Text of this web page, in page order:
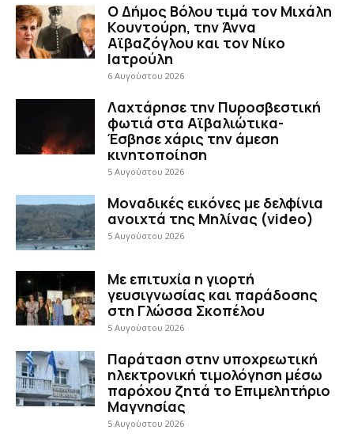
Ο Δήμος Βόλου τιμά τον Μιχάλη
Κουντούρη, την Άννα
Αϊβαζόγλου και τον Νίκο
Ιατρούλη
6 Αυγούστου 2026
Λαχτάρησε την Πυροσβεστική
φωτιά στα Αϊβαλιώτικα-
Έσβησε χάρις την άμεση
κινητοποίηση
5 Αυγούστου 2026
Μοναδικές εικόνες με δελφίνια
ανοιχτά της Μηλίνας (video)
5 Αυγούστου 2026
Με επιτυχία η γιορτή
γευσιγνωσίας και παράδοσης
στη Γλώσσα Σκοπέλου
5 Αυγούστου 2026
Παράταση στην υποχρεωτική
ηλεκτρονική τιμολόγηση μέσω
παρόχου ζητά το Επιμελητήριο
Μαγνησίας
5 Αυγούστου 2026